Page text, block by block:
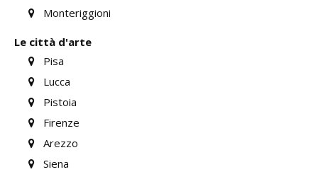
Monteriggioni
Le città d'arte
Pisa
Lucca
Pistoia
Firenze
Arezzo
Siena